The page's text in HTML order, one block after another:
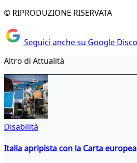
© RIPRODUZIONE RISERVATA
Seguici anche su Google
Altro di Attualità
Disabilità
Italia apripista con la Carta